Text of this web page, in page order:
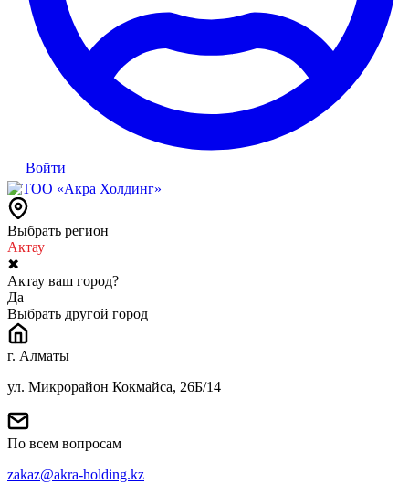
Войти
Выбрать регион
Актау
✖
Актау ваш город?
Да
Выбрать другой город
г. Алматы
ул. Микрорайон Кокмайса, 26Б/14
По всем вопросам
zakaz@akra-holding.kz